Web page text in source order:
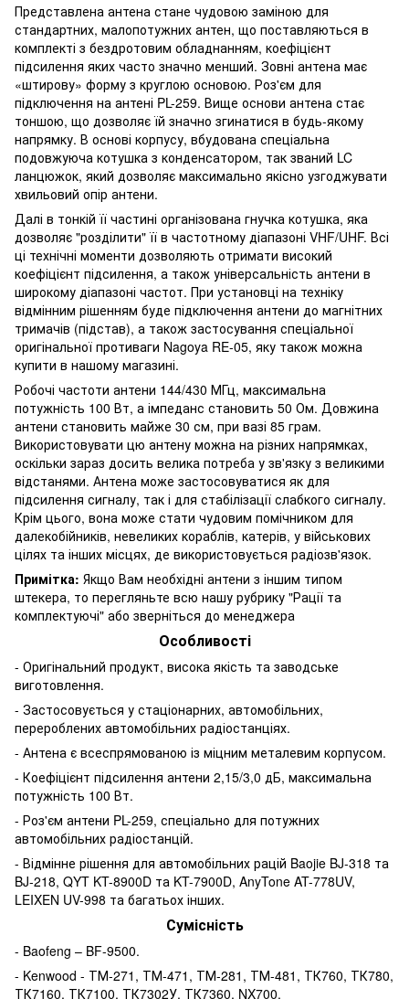
Представлена ​​антена стане чудовою заміною для
стандартних, малопотужних антен, що поставляються в
комплекті з бездротовим обладнанням, коефіцієнт
підсилення яких часто значно менший. Зовні антена має
«штирову» форму з круглою основою. Роз'єм для
підключення на антені PL-259. Вище основи антена стає
тоншою, що дозволяє їй значно згинатися в будь-якому
напрямку. В основі корпусу, вбудована спеціальна
подовжуюча котушка з конденсатором, так званий LC
ланцюжок, який дозволяє максимально якісно узгоджувати
хвильовий опір антени.
Далі в тонкій її частині організована гнучка котушка, яка
дозволяє "розділити" її в частотному діапазоні VHF/UHF. Всі
ці технічні моменти дозволяють отримати високий
коефіцієнт підсилення, а також універсальність антени в
широкому діапазоні частот. При установці на техніку
відмінним рішенням буде підключення антени до магнітних
тримачів (підстав), а також застосування спеціальної
оригінальної противаги Nagoya RE-05, яку також можна
купити в нашому магазині.
Робочі частоти антени 144/430 МГц, максимальна
потужність 100 Вт, а імпеданс становить 50 Ом. Довжина
антени становить майже 30 см, при вазі 85 грам.
Використовувати цю антену можна на різних напрямках,
оскільки зараз досить велика потреба у зв'язку з великими
відстанями. Антена може застосовуватися як для
підсилення сигналу, так і для стабілізації слабкого сигналу.
Крім цього, вона може стати чудовим помічником для
далекобійників, невеликих кораблів, катерів, у військових
цілях та інших місцях, де використовується радіозв'язок.
Примітка: Якщо Вам необхідні антени з іншим типом
штекера, то перегляньте всю нашу рубрику "Рації та
комплектуючі" або зверніться до менеджера
Особливості
- Оригінальний продукт, висока якість та заводське
виготовлення.
- Застосовується у стаціонарних, автомобільних,
перероблених автомобільних радіостанціях.
- Антена є всеспрямованою із міцним металевим корпусом.
- Коефіцієнт підсилення антени 2,15/3,0 дБ, максимальна
потужність 100 Вт.
- Роз'єм антени PL-259, спеціально для потужних
автомобільних радіостанцій.
- Відмінне рішення для автомобільних рацій Baojie BJ-318 та
BJ-218, QYT KT-8900D та KT-7900D, AnyTone AT-778UV,
LEIXEN UV-998 та багатьох інших.
Сумісність
- Baofeng – BF-9500.
- Kenwood - ТМ-271, ТМ-471, ТМ-281, ТМ-481, ТК760, ТК780,
ТК7160, ТК7100, ТК7302У, ТК7360, NX700.